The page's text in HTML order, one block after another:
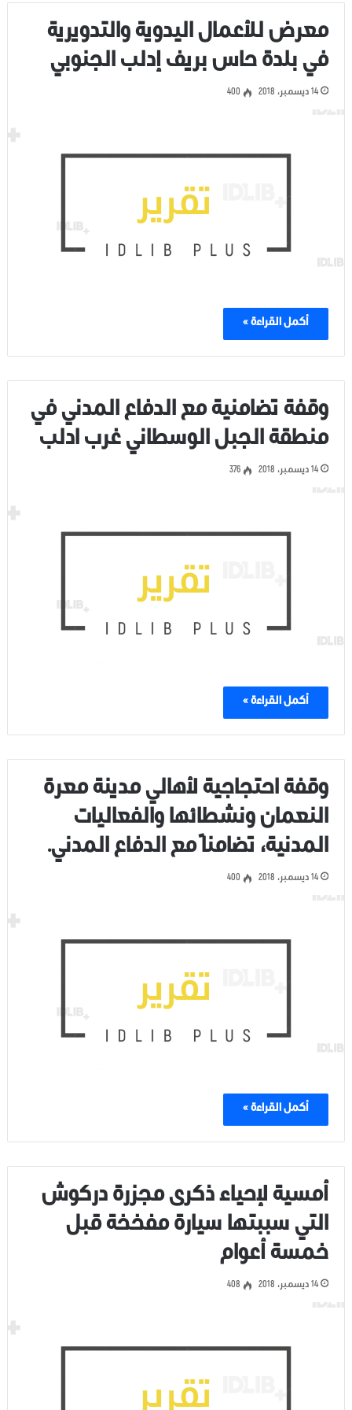
معرض للأعمال اليدوية والتدويرية
في بلدة حاس بريف إدلب الجنوبي
14 ديسمبر، 2018 400
أكمل القراءة »
وقفة تضامنية مع الدفاع المدني في
منطقة الجبل الوسطاني غرب ادلب
14 ديسمبر، 2018 376
أكمل القراءة »
وقفة احتجاجية لأهالي مدينة معرة
النعمان ونشطائها والفعاليات
المدنية، تضامناً مع الدفاع المدني.
14 ديسمبر، 2018 400
أكمل القراءة »
أمسية لإحياء ذكرى مجزرة دركوش
التي سببتها سيارة مفخخة قبل
خمسة أعوام
14 ديسمبر، 2018 408